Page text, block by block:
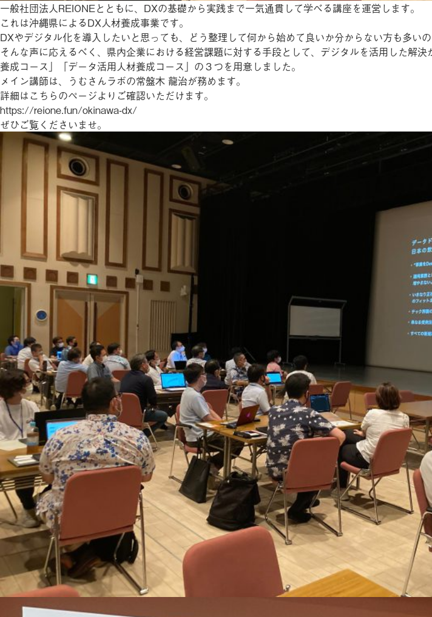
一般社団法人REIONEとともに、DXの基礎から実践まで一気通貫して学べる講座を運営します。
これは沖縄県によるDX人材養成事業です。
DXやデジタル化を導入したいと思っても、どう整理して何から始めて良いか分からない方も多いの
そんな声に応えるべく、県内企業における経営課題に対する手段として、デジタルを活用した解
養成コース」「データ活用人材養成コース」の３つを用意しました。
メイン講師は、うむさんラボの常盤木 龍治が務めます。
詳細はこちらのページよりご確認いただけます。
https://reione.fun/okinawa-dx/
ぜひご覧くださいませ。